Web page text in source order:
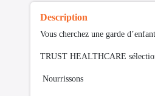
Description
Vous cherchez une garde
TRUST HEALTHCARE
Nourrissons